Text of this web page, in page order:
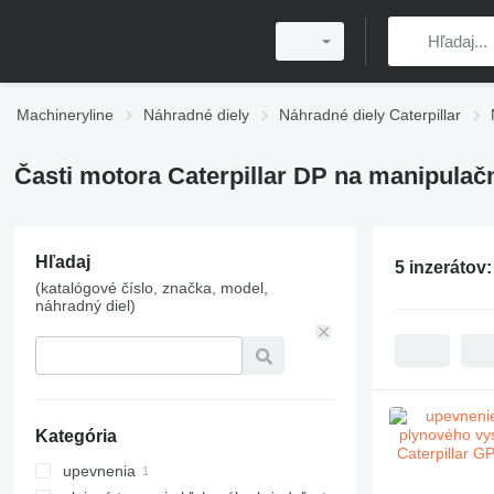
Machineryline Náhradné diely Náhradné diely Caterpillar
Časti motora Caterpillar DP na
Hľadaj
(katalógové číslo, značka, model,
náhradný diel)
Kategória
upevnenia
5 inzerátov: